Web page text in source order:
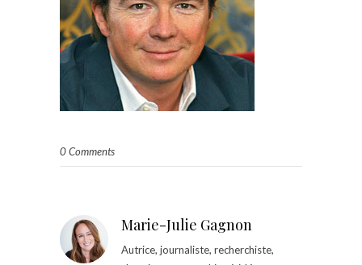
0 Comments
Marie-Julie Gagnon
Autrice, journaliste, recherchiste,